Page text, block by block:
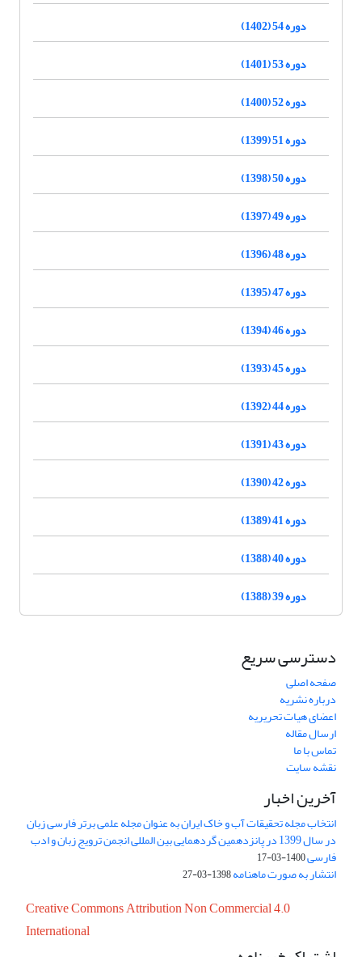
دوره 54 (1402)
دوره 53 (1401)
دوره 52 (1400)
دوره 51 (1399)
دوره 50 (1398)
دوره 49 (1397)
دوره 48 (1396)
دوره 47 (1395)
دوره 46 (1394)
دوره 45 (1393)
دوره 44 (1392)
دوره 43 (1391)
دوره 42 (1390)
دوره 41 (1389)
دوره 40 (1388)
دوره 39 (1388)
دسترسی سریع
صفحه اصلی
درباره نشریه
اعضای هیات تحریریه
ارسال مقاله
تماس با ما
نقشه سایت
آخرین اخبار
انتخاب مجله تحقیقات آب و خاک ایران به عنوان مجله علمی برتر فارسی زبان
در سال 1399 در پانزدهمین گردهمایی بین المللی انجمن ترویج زبان و ادب
فارسی1400-03-17
انتشار به صورت ماهنامه1398-03-27
Creative Commons Attribution Non Commercial 4.0
International